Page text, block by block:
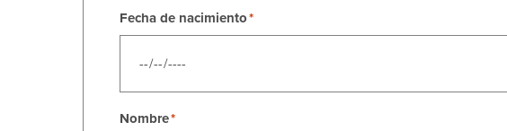
Fecha de nacimiento
Nombre